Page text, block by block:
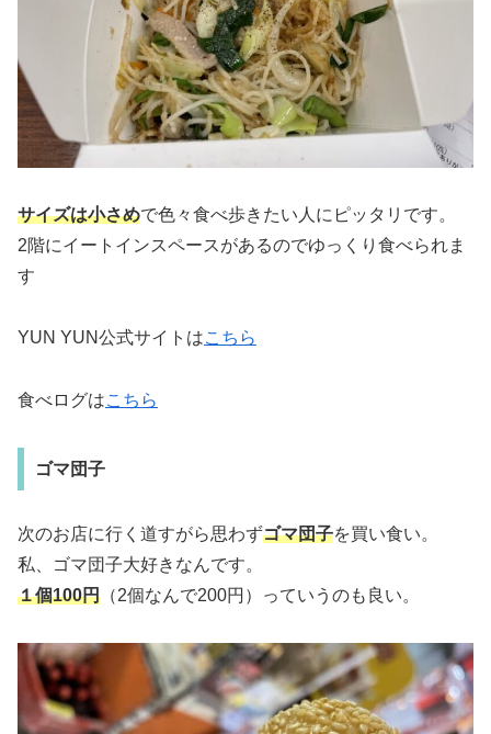
サイズは小さめで色々食べ歩きたい人にピッタリです。
2階にイートインスペースがあるのでゆっくり食べられま
す
YUN YUN公式サイトはこちら
食べログはこちら
ゴマ団子
次のお店に行く道すがら思わずゴマ団子を買い食い。
私、ゴマ団子大好きなんです。
１個100円 （2個なんで200円）っていうのも良い。